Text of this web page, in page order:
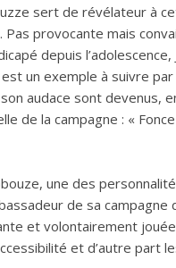
sert de révélateur à
provocante mais
depuis
un exemple à suivre
audace sont devenus,
de la campagne : «
une des
de sa campagne
et volontairement
et d’autre part